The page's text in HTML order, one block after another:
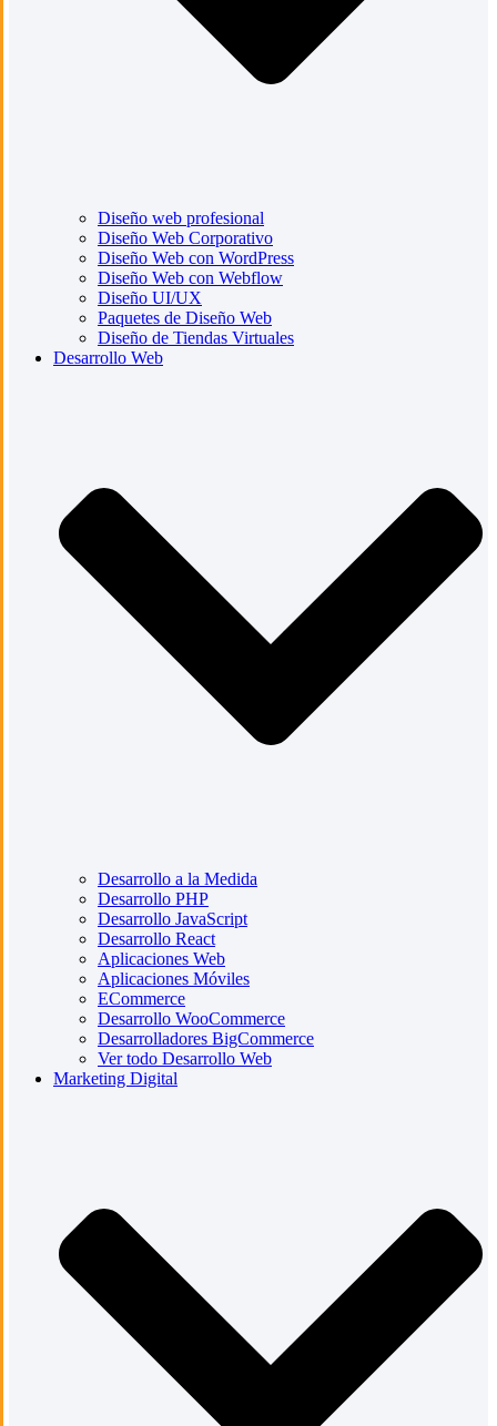
Diseño web profesional
Diseño Web Corporativo
Diseño Web con WordPress
Diseño Web con Webflow
Diseño UI/UX
Paquetes de Diseño Web
Diseño de Tiendas Virtuales
Desarrollo Web
Desarrollo a la Medida
Desarrollo PHP
Desarrollo JavaScript
Desarrollo React
Aplicaciones Web
Aplicaciones Móviles
ECommerce
Desarrollo WooCommerce
Desarrolladores BigCommerce
Ver todo Desarrollo Web
Marketing Digital